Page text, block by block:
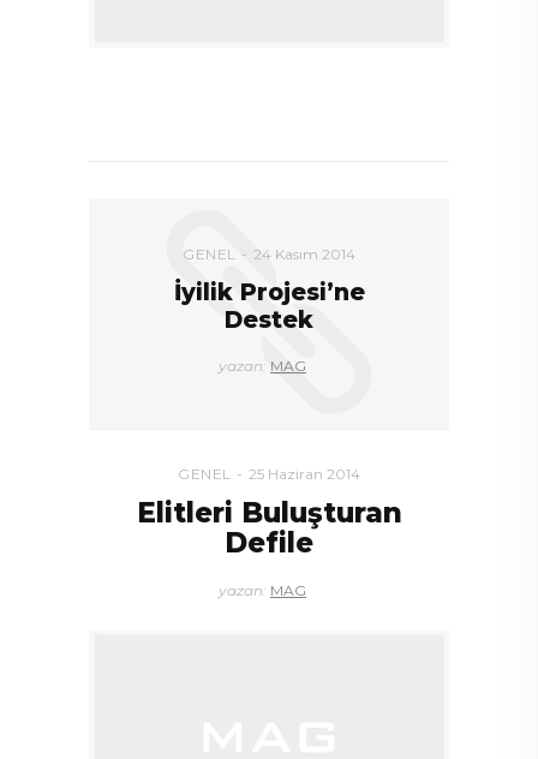
GENEL 24 Kasım 2014
İyilik Projesi’ne
Destek
yazan: MAG
GENEL 25 Haziran 2014
Elitleri Buluşturan
Defile
yazan: MAG